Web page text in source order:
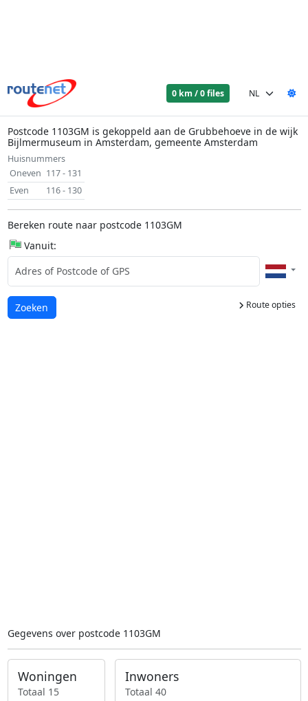
0 km / 0 files
Postcode 1103GM is gekoppeld aan de Grubbehoeve in de wijk
Bijlmermuseum in Amsterdam, gemeente Amsterdam
Huisnummers
Oneven 117 - 131
Even
116 - 130
Bereken route naar postcode 1103GM
Vanuit:
Route opties
Laden...
Zoeken
Gegevens over postcode 1103GM
Woningen
Totaal 15
Inwoners
Totaal 40